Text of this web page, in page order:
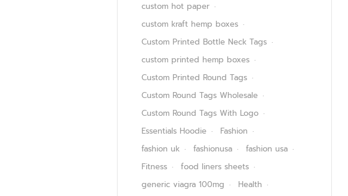
custom hot paper
custom kraft hemp boxes
Custom Printed Bottle Neck Tags
custom printed hemp boxes
Custom Printed Round Tags
Custom Round Tags Wholesale
Custom Round Tags With Logo
Essentials Hoodie
Fashion
fashion uk
fashionusa
fashion usa
Fitness
food liners sheets
generic viagra 100mg
Health